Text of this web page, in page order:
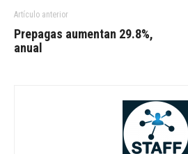
Artículo anterior
Prepagas aumentan 29.8%,
anual